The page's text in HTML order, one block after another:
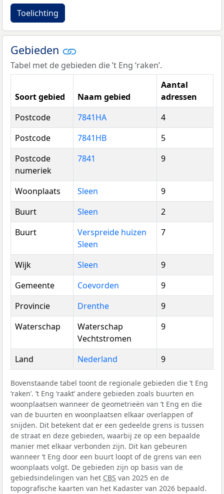
Toelichting
Gebieden
Tabel met de gebieden die ’t Eng ‘raken’.
Soort gebied Naam gebied
Aantal
adressen
Postcode
7841HA
4
Postcode
7841HB
5
Postcode
numeriek
7841 9
Woonplaats Sleen
9
Buurt
Sleen
2
Buurt
Verspreide huizen
Sleen
7
Wijk Sleen
9
Gemeente
Coevorden
9
Provincie
Drenthe
9
Waterschap
Waterschap
Vechtstromen
9
Land Nederland 9
Bovenstaande tabel toont de regionale gebieden die ’t Eng
‘raken’. ’t Eng ‘raakt’ andere gebieden zoals buurten en
woonplaatsen wanneer de geometrieën van ’t Eng en die
van de buurten en woonplaatsen elkaar overlappen of
snijden. Dit betekent dat er een gedeelde grens is tussen
de straat en deze gebieden, waarbij ze op een bepaalde
manier met elkaar verbonden zijn. Dit kan gebeuren
wanneer ’t Eng door een buurt loopt of de grens van een
woonplaats volgt. De gebieden zijn op basis van de
gebiedsindelingen van het CBS van 2025 en de
topografische kaarten van het Kadaster van 2026 bepaald.